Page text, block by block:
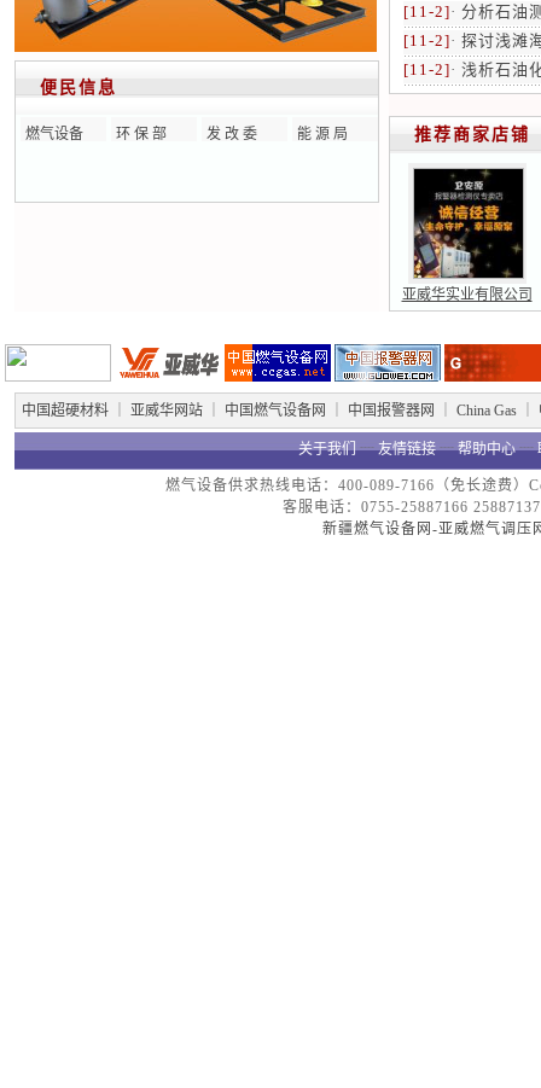
便民信息
燃气设备 环 保 部 发 改 委 能 源 局
[11-2]· 分析石油
[11-2]· 探讨浅滩
[11-2]· 浅析石油
推荐商家店铺
亚威华实业有限公司
中国超硬材料 亚威华网站 中国燃气设备网 中国报警器网 China Gas
关于我们┈友情链接┈帮助中心┈
燃气设备供求热线电话：400-089-7166（免长途费
客服电话：0755-25887166
新疆燃气设备网-亚威燃气调压